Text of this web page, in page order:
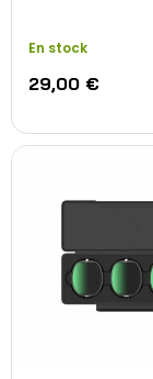
En stock
29,00 €